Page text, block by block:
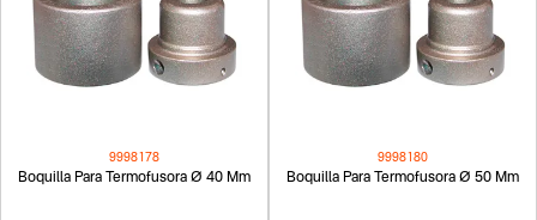
9998178
Boquilla Para Termofusora Ø 40 Mm
9998180
Boquilla Para Termofusora Ø 50 Mm